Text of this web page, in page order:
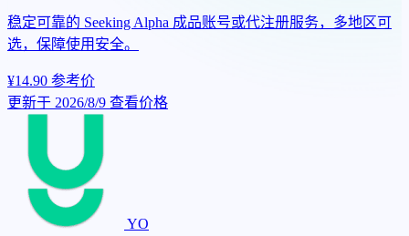
稳定可靠的 Seeking Alpha 成品账号或代注册服务，多地区可
选，保障使用安全。
¥14.90 参考价
更新于 2026/8/9 查看价格
YO